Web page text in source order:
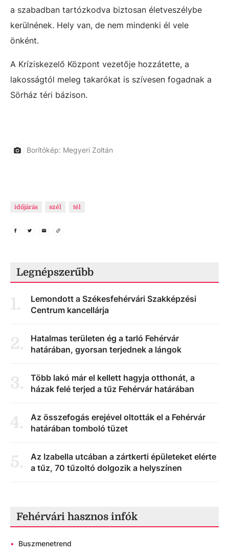
a szabadban tartózkodva biztosan életveszélybe
kerülnének. Hely van, de nem mindenki él vele
önként.
A Kríziskezelő Központ vezetője hozzátette, a
lakosságtól meleg takarókat is szívesen fogadnak a
Sörház téri bázison.
Borítókép: Megyeri Zoltán
időjárás szél tél
Legnépszerűbb
1.
Lemondott a Székesfehérvári Szakképzési
Centrum kancellárja
2.
Hatalmas területen ég a tarló Fehérvár
határában, gyorsan terjednek a lángok
3.
Több lakó már el kellett hagyja otthonát, a
házak felé terjed a tűz Fehérvár határában
4.
Az összefogás erejével oltották el a Fehérvár
határában tomboló tüzet
5.
Az Izabella utcában a zártkerti épületeket elérte
a tűz, 70 tűzoltó dolgozik a helyszínen
Fehérvári hasznos infók
• Buszmenetrend